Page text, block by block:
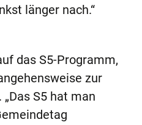
länger nach.“
das S5-Programm,
zur
S5 hat man